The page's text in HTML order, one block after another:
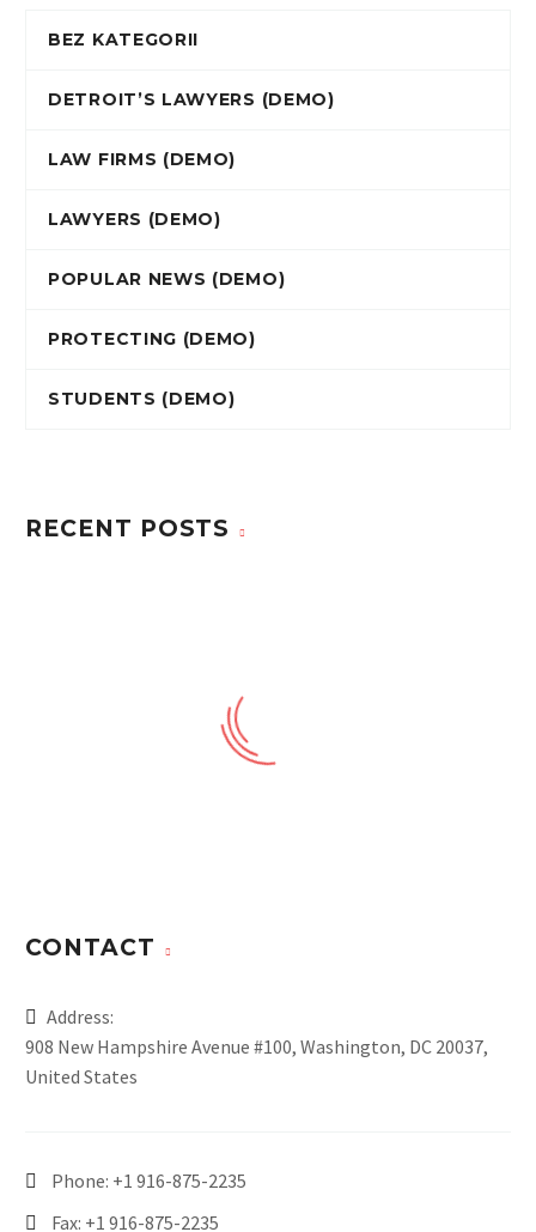
BEZ KATEGORII
DETROIT’S LAWYERS (DEMO)
LAW FIRMS (DEMO)
LAWYERS (DEMO)
POPULAR NEWS (DEMO)
PROTECTING (DEMO)
STUDENTS (DEMO)
RECENT POSTS
CONTACT
Address:
908 New Hampshire Avenue #100, Washington, DC 20037,
United States
Phone: +1 916-875-2235
Fax: +1 916-875-2235